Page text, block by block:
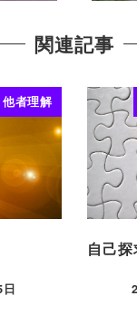
関連記事
者理解
自己